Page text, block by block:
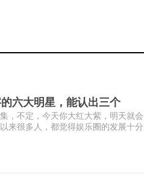
六大明星，能认出三个
，不定，今天你大红大紫，明天就
来很多人，都觉得娱乐圈的发展十